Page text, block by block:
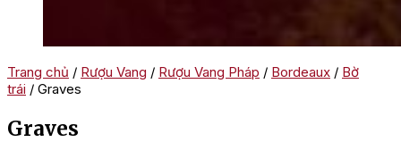
Trang chủ / Rượu Vang / Rượu Vang Pháp / Bordeaux / Bờ
trái / Graves
Graves